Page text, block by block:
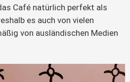
Café natürlich perfekt als
es auch von vielen
von ausländischen Medien